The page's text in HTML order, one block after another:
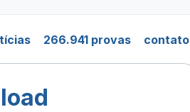
266.941 provas contato